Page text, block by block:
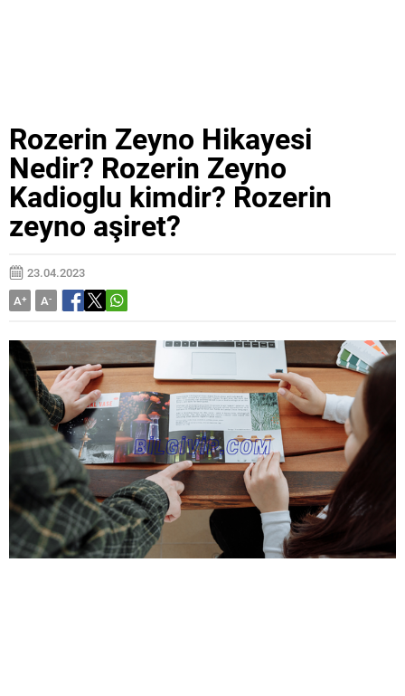
Rozerin Zeyno Hikayesi
Nedir? Rozerin Zeyno
Kadioglu kimdir? Rozerin
zeyno aşiret?
23.04.2023
A+ A-